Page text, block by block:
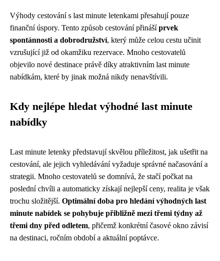
Výhody cestování s last minute letenkami přesahují pouze
finanční úspory. Tento způsob cestování přináší prvek
spontánnosti a dobrodružství, který může celou cestu učinit
vzrušující již od okamžiku rezervace. Mnoho cestovatelů
objevilo nové destinace právě díky atraktivním last minute
nabídkám, které by jinak možná nikdy nenavštívili.
Kdy nejlépe hledat výhodné last minute
nabídky
Last minute letenky představují skvělou příležitost, jak ušetřit na
cestování, ale jejich vyhledávání vyžaduje správné načasování a
strategii. Mnoho cestovatelů se domnívá, že stačí počkat na
poslední chvíli a automaticky získají nejlepší ceny, realita je však
trochu složitější. Optimální doba pro hledání výhodných last
minute nabídek se pohybuje přibližně mezi třemi týdny až
třemi dny před odletem, přičemž konkrétní časové okno závisí
na destinaci, ročním období a aktuální poptávce.